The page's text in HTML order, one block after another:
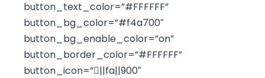
button_text_color=”#FFFFFF”
button_bg_color=”#f4a700″
button_bg_enable_color=”on”
button_border_color=”#FFFFFF”
button_icon=”||fa||900″